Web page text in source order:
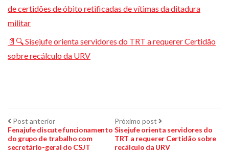
de certidões de óbito retificadas de vítimas da ditadura
militar
📄🔍 Sisejufe orienta servidores do TRT a requerer Certidão
sobre recálculo da URV
Navegação
de
Post anteriorPost
anterior:
Fenajufe discute funcionamento
do grupo de trabalho com
secretário-geral do CSJT
Próximo post Próximo
post:
Sisejufe orienta servidores do
TRT a requerer Certidão sobre
recálculo da URV